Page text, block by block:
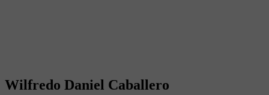
Wilfredo Daniel Caballero